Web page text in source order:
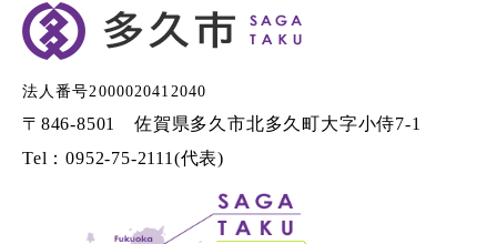
法人番号2000020412040
〒846-8501 佐賀県多久市北多久町大字小侍7-1
Tel：0952-75-2111(代表)